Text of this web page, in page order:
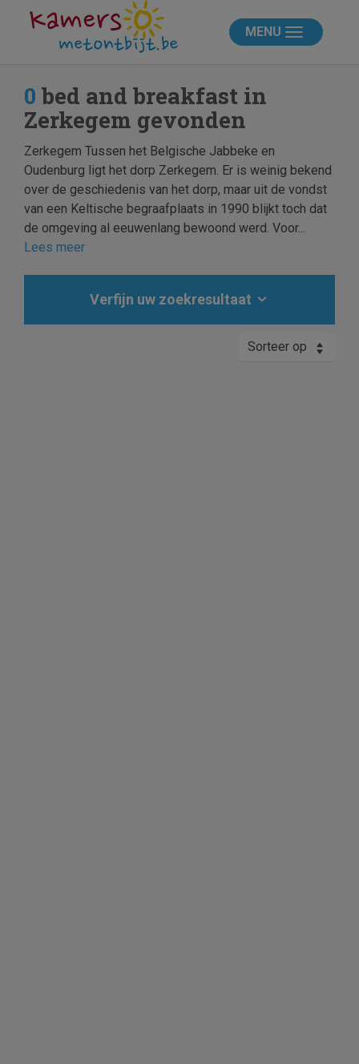
MENU
0 bed and breakfast in
Zerkegem gevonden
Zerkegem Tussen het Belgische Jabbeke en
Oudenburg ligt het dorp Zerkegem. Er is weinig bekend
over de geschiedenis van het dorp, maar uit de vondst
van een Keltische begraafplaats in 1990 blijkt toch dat
de omgeving al eeuwenlang bewoond werd. Voor...
Lees meer
Verfijn uw zoekresultaat
Sorteer op